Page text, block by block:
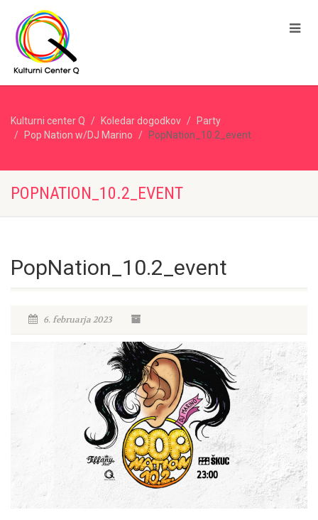
Kulturni center Q Koledar dogodkov
Party
Pop Nation w/DJ Marino
PopNation_10.2_event
POPNATION_10.2_EVENT
PopNation_10.2_event
6. februarja 2023